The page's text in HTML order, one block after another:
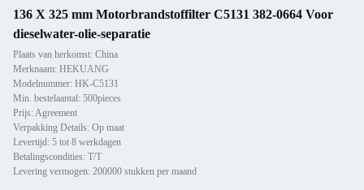
136 X 325 mm Motorbrandstoffilter C5131 382-0664 Voor
dieselwater-olie-separatie
Plaats van herkomst: China
Merknaam: HEKUANG
Modelnummer: HK-C5131
Min. bestelaantal: 500pieces
Prijs: Agreement
Verpakking Details: Op maat
Levertijd: 5 tot 8 werkdagen
Betalingscondities: T/T
Levering vermogen: 200000 stukken per maand